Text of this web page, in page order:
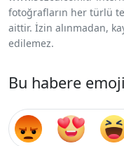
fotoğrafların her türlü
aittir. İzin alınmadan,
edilemez.
Bu habere